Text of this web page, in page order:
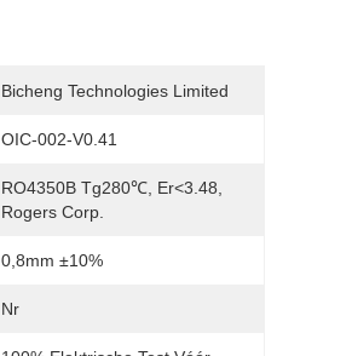
Bicheng Technologies Limited
OIC-002-V0.41
RO4350B Tg280℃, Er<3.48,
Rogers Corp.
0,8mm ±10%
Nr